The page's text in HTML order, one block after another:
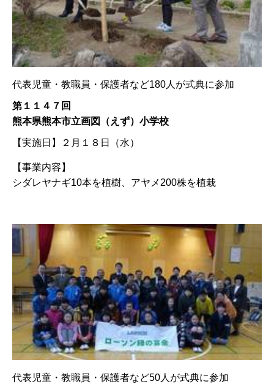
代表児童・教職員・保護者など180人が式典に参加
第１１４７回
熊本県熊本市立画図（えず）小学校
【実施日】 ２月１８日（水）
【事業内容】
シダレヤナギ10本を植樹、アヤメ200株を植栽
代表児童・教職員・保護者など50人が式典に参加